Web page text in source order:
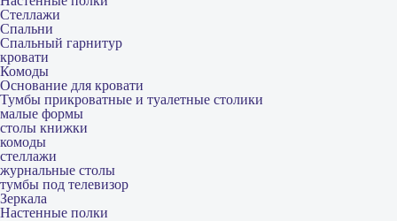
Стеллажи
Спальни
Спальный гарнитур
кровати
Комоды
Основание для кровати
Тумбы прикроватные и туалетные столики
малые формы
столы книжки
комоды
стеллажи
журнальные столы
тумбы под телевизор
Зеркала
Настенные полки